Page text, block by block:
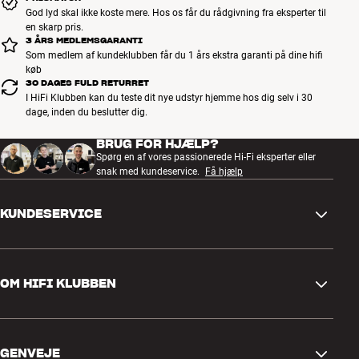
musik, mens den første i mange systemer virker bedre til filmlyd. Der
er ingen klippefaste regler, men du har under alle omstændigheder
optimale muligheder for at finde den optimale løsning til din stue og
din personlige smag.
Mere fra Bowers & Wilkins
God lyd skal ikke koste mere. Hos os får du rådgivning fra eksperter til
en skarp pris.
3 ÅRS MEDLEMSGARANTI
Som medlem af kundeklubben får du 1 års ekstra garanti på dine hifi
køb
30 DAGES FULD RETURRET
I HiFi Klubben kan du teste dit nye udstyr hjemme hos dig selv i 30
dage, inden du beslutter dig.
BRUG FOR HJÆLP?
Spørg en af vores passionerede Hi-Fi eksperter eller
snak med kundeservice.
Få hjælp
KUNDESERVICE
Retur og reklamation
Fortryd ordre
OM HIFI KLUBBEN
GENVEJE